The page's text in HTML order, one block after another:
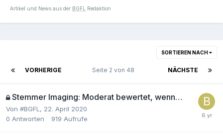
Artikel und News aus der BGFL Redaktion
SORTIEREN NACH
VORHERIGE NÄCHSTE
Seite 2 von 48
Stemmer Imaging: Moderat bewertet, wenn…
Von #BGFL , 22. April 2020
0 Antworten 919 Aufrufe